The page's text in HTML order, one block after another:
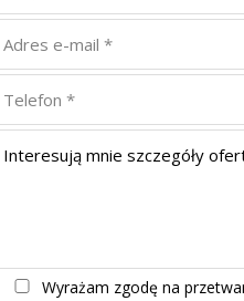
Wyrażam zgodę na